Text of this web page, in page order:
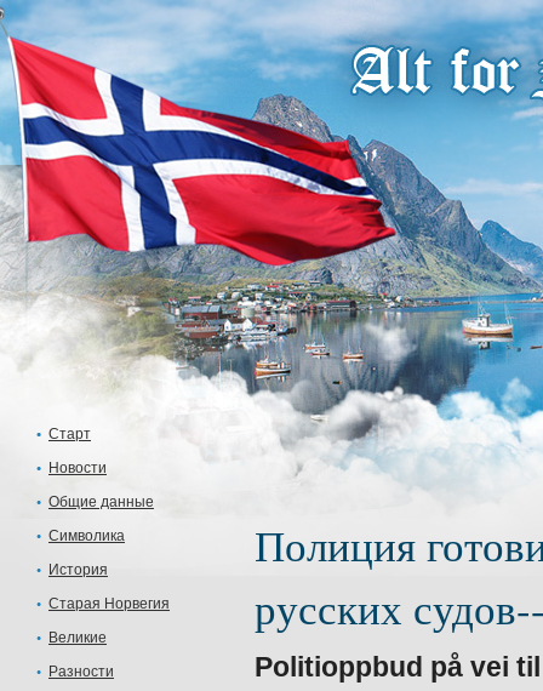
Старт
Новости
Общие данные
Символика
История
Старая Норвегия
Великие
Разности
Полиция
русских
Politioppbud på vei